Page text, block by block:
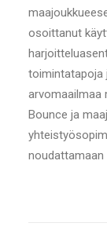
osoittanut
toimintatapoja
arvomaailmaa
Bounce ja
noudattamaan